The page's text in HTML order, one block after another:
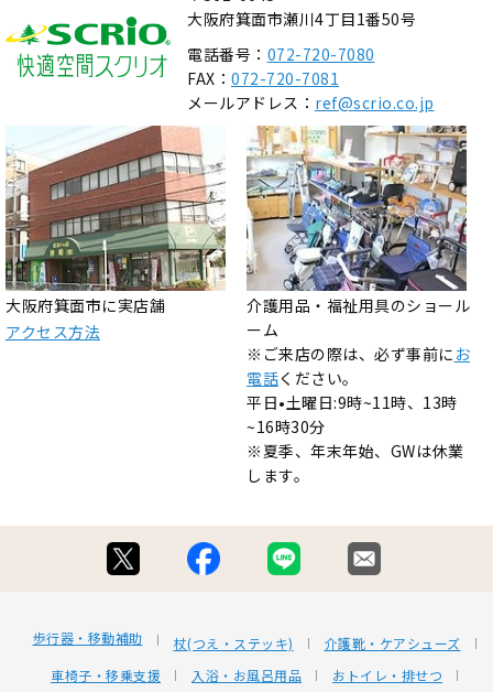
大阪府箕面市瀬川4丁目1番50号
電話番号： 072-720-7080
FAX： 072-720-7081
メールアドレス： ref@scrio.co.jp
大阪府箕面市に実店舗
アクセス方法
介護用品・福祉用具のショール
ーム
※ご来店の際は、必ず事前に お
電話ください。
平日•土曜日:9時~11時、13時
~16時30分
※夏季、年末年始、GWは休業
します。
歩行器・移動補助 杖(つえ・ステッキ)
介護靴・ケアシューズ
車椅子・移乗支援
入浴・お風呂用品 おトイレ・排せつ